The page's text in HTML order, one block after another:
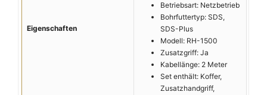
Eigenschaften
Betriebsart: Netzbetrieb
Bohrfuttertyp: SDS,
SDS-Plus
Modell: RH-1500
Zusatzgriff: Ja
Kabellänge: 2 Meter
Set enthält: Koffer,
Zusatzhandgriff,